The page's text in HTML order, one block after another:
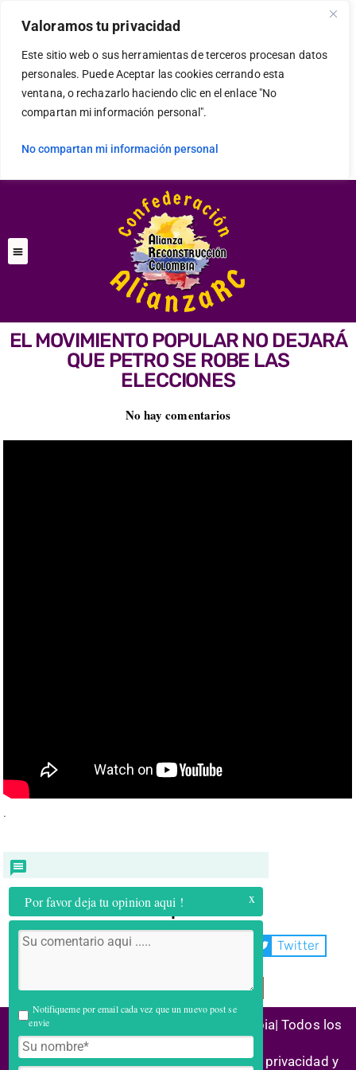
Valoramos tu privacidad
Este sitio web o sus herramientas de terceros procesan datos
personales. Puede Aceptar las cookies cerrando esta
ventana, o rechazarlo haciendo clic en el enlace "No
compartan mi información personal".
No compartan mi información personal
EL MOVIMIENTO POPULAR NO DEJARÁ
QUE PETRO SE ROBE LAS
ELECCIONES
No hay comentarios
.
Por favor deja tu opinion aqui ! x
Notifiqueme por email cada vez que un nuevo post se
envie
Compartir:
WhatsApp Twitter
Telegram Email
(C) 2026 Alianza Reconstrucción Colombia| Todos los
derechos reservados
Historias de éxito | Marco legal |Política privacidad y